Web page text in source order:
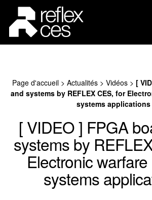
Page d'accueil > Actualités > Vidéos > [
and systems by REFLEX CES, for
systems applications
[ VIDEO ] FPGA
systems by
Electronic
systems